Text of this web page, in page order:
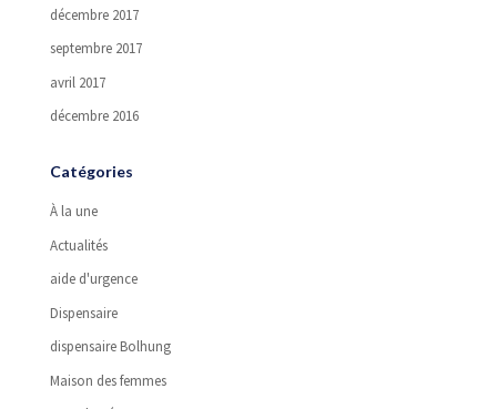
décembre 2017
septembre 2017
avril 2017
décembre 2016
Catégories
À la une
Actualités
aide d'urgence
Dispensaire
dispensaire Bolhung
Maison des femmes